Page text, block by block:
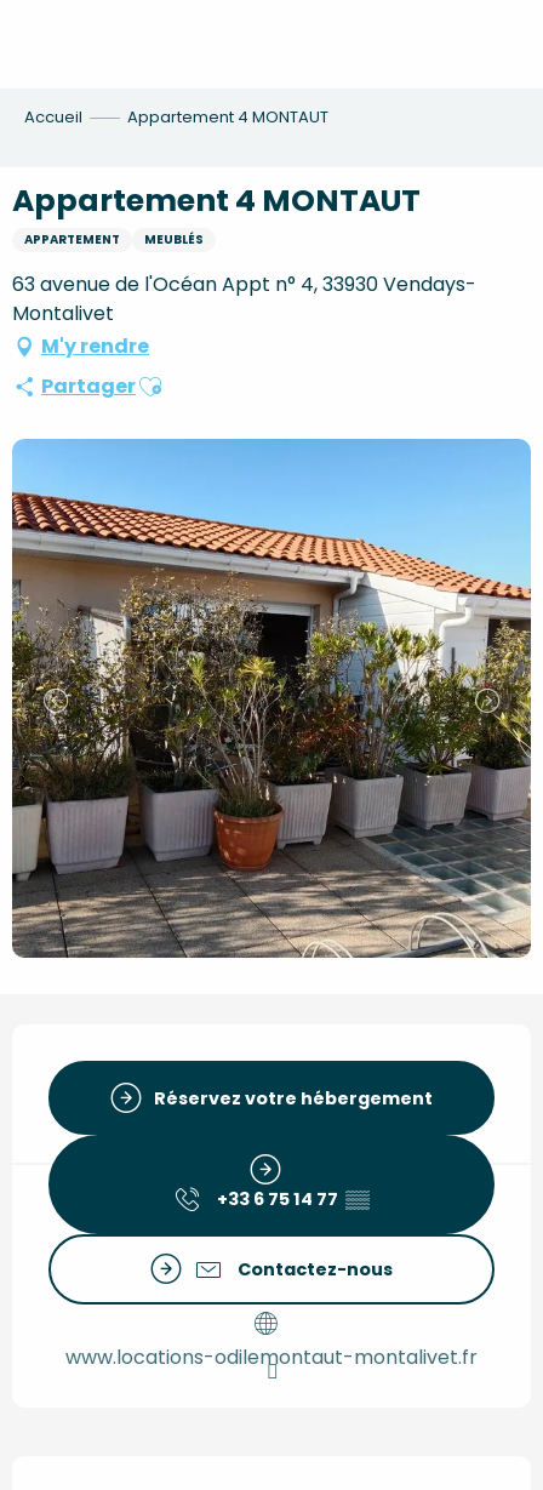
Accueil Appartement 4 MONTAUT
Appartement 4 MONTAUT
APPARTEMENT MEUBLÉS
63 avenue de l'Océan Appt n° 4, 33930 Vendays-
Montalivet
M'y rendre
PartagerAjouter aux favoris
Ouverture et coordonnées
Réservez votre hébergement
+33 6 75 14 77 ▒▒
Contactez-nous
www.locations-odilemontaut-montalivet.fr